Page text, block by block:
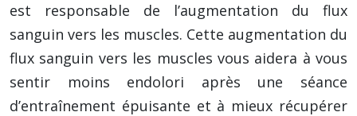
est responsable de l’augmentation du flux
sanguin vers les muscles. Cette augmentation du
flux sanguin vers les muscles vous aidera à vous
sentir moins endolori après une séance
d’entraînement épuisante et à mieux récupérer